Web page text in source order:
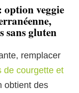
veggie
sans gluten
remplacer
de courgette et
obtient des